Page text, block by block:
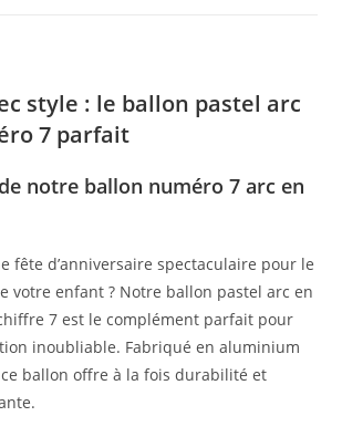
style : le ballon pastel arc
7 parfait
notre ballon numéro 7 arc en
fête d’anniversaire spectaculaire pour le
votre enfant ? Notre ballon pastel arc en
7 est le complément parfait pour
inoubliable. Fabriqué en aluminium
ballon offre à la fois durabilité et